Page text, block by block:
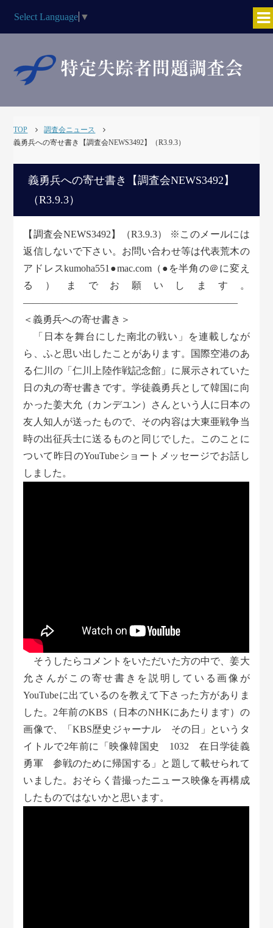
Select Language ▼
TOP
調査会ニュース
義勇兵への寄せ書き【調査会NEWS3492】（R3.9.3）
義勇兵への寄せ書き【調査会NEWS3492】
（R3.9.3）
【調査会NEWS3492】（R3.9.3） ※このメールには
返信しないで下さい。お問い合わせ等は代表荒木の
アドレスkumoha551●mac.com（●を半角の＠に変え
る）までお願いします。
――――――――――――――――――――――
＜義勇兵への寄せ書き＞
「日本を舞台にした南北の戦い」を連載しなが
ら、ふと思い出したことがあります。国際空港のあ
る仁川の「仁川上陸作戦記念館」に展示されていた
日の丸の寄せ書きです。学徒義勇兵として韓国に向
かった姜大允（カンデユン）さんという人に日本の
友人知人が送ったもので、その内容は大東亜戦争当
時の出征兵士に送るものと同じでした。このことに
ついて昨日のYouTubeショートメッセージでお話し
しました。
そうしたらコメントをいただいた方の中で、姜大
允さんがこの寄せ書きを説明している画像が
YouTubeに出ているのを教えて下さった方がありま
した。2年前のKBS（日本のNHKにあたります）の
画像で、「KBS歴史ジャーナル その日」というタ
イトルで2年前に「映像韓国史 1032 在日学徒義
勇軍 参戦のために帰国する」と題して載せられて
いました。おそらく昔撮ったニュース映像を再構成
したものではないかと思います。